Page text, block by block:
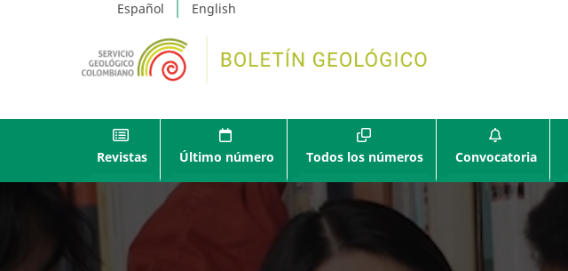
Español English
Revistas Último número Todos los números Convocatoria